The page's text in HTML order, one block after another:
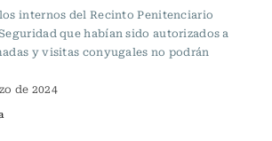
internos del Recinto Penitenciario
que habían sido autorizados a
y visitas conyugales no podrán
de 2024